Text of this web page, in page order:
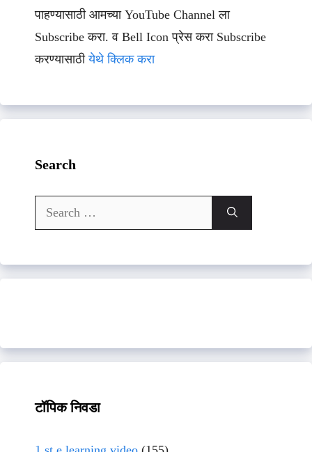
पाहण्यासाठी आमच्या YouTube Channel ला
Subscribe करा. व Bell Icon प्रेस करा Subscribe
करण्यासाठीयेथे क्लिक करा
Search
Search
for:
टॉपिक निवडा